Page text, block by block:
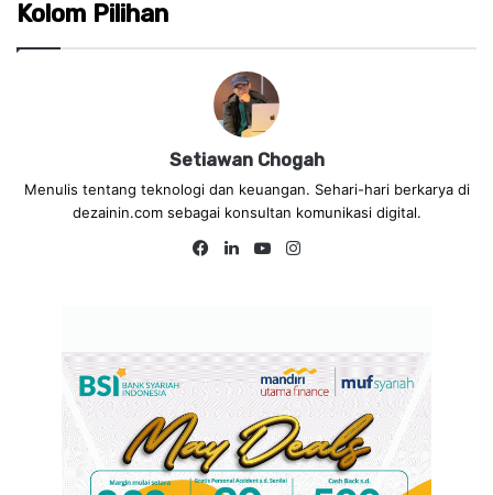
Kolom Pilihan
Setiawan Chogah
Menulis tentang teknologi dan keuangan. Sehari-hari berkarya di
dezainin.com sebagai konsultan komunikasi digital.
Fa
Lin
Yo